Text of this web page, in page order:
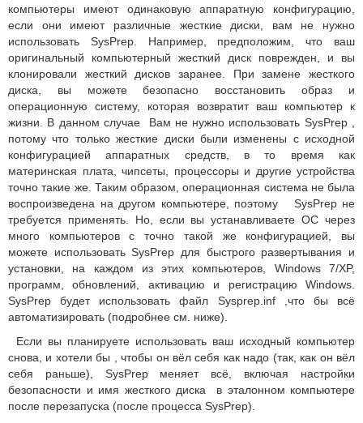
компьютеры имеют одинаковую аппаратную конфигурацию,
если они имеют различные жесткие диски, вам не нужно
использовать SysPrep. Например, предположим, что ваш
оригинальный компьютерный жесткий диск поврежден, и вы
клонировали жесткий дисков заранее. При замене жесткого
диска, вы можете безопасно восстановить образ и
операционную систему, которая возвратит ваш компьютер к
жизни. В данном случае Вам не нужно использовать SysPrep ,
потому что только жесткие диски были изменены с исходной
конфигурацией аппаратных средств, в то время как
материнская плата, чипсеты, процессоры и другие устройства
точно такие же. Таким образом, операционная система не была
воспроизведена на другом компьютере, поэтому SysPrep не
требуется применять. Но, если вы устанавливаете ОС через
много компьютеров с точно такой же конфигурацией, вы
можете использовать SysPrep для быстрого развертывания и
установки, на каждом из этих компьютеров, Windows 7/XP,
программ, обновлений, активацию и регистрацию Windows.
SysPrep будет использовать файл Sysprep.inf ,что бы всё
автоматизировать (подробнее см. ниже).
Если вы планируете использовать ваш исходный компьютер
снова, и хотели бы , чтобы он вёл себя как надо (так, как он вёл
себя раньше), SysPrep меняет всё, включая настройки
безопасности и имя жесткого диска в эталонном компьютере
после перезапуска (после процесса SysPrep).